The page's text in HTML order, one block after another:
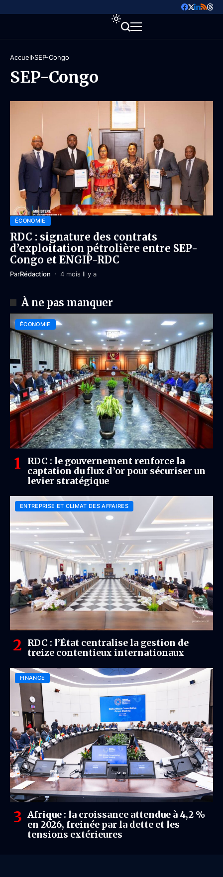
Accueil SEP-Congo
SEP-Congo
ÉCONOMIE
RDC : signature des contrats
d’exploitation pétrolière entre SEP-
Congo et ENGIP-RDC
ParRédaction 4 mois Il y a
À ne pas manquer
ÉCONOMIE
RDC : le gouvernement renforce la
captation du flux d’or pour sécuriser un
levier stratégique
ENTREPRISE ET CLIMAT DES AFFAIRES
RDC : l’État centralise la gestion de
treize contentieux internationaux
FINANCE
Afrique : la croissance attendue à 4,2 %
en 2026, freinée par la dette et les
tensions extérieures